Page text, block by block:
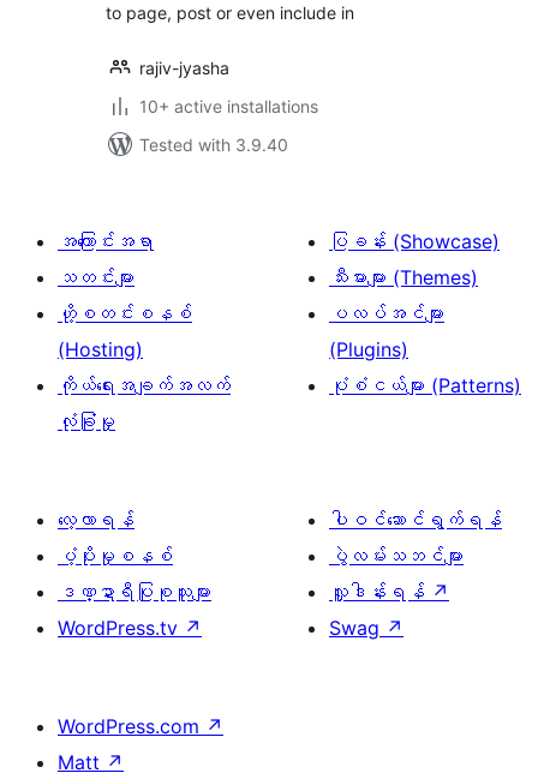
to page, post or even include in
rajiv-jyasha
10+ active installations
Tested with 3.9.40
အကြောင်းအရာ
သတင်းများ
ဟို့စတင်းစနစ်
(Hosting)
ကိုယ်ရေးအချက်အလက်
လုံခြုံမှု
ပြခန်း (Showcase)
သီးမားများ (Themes)
ပလပ်အင်များ
(Plugins)
ပုံစံငယ်များ (Patterns)
လေ့လာရန်
ပံ့ပိုးမှုစနစ်
ဒဏ္ဍာရီပြုစုသူများ
WordPress.tv ↗
ပါဝင်ဆောင်ရွက်ရန်
ပွဲလမ်းသဘင်များ
လှူဒါန်းရန် ↗
Swag ↗
WordPress.com ↗
Matt ↗